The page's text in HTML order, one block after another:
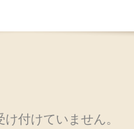
け付けていません。